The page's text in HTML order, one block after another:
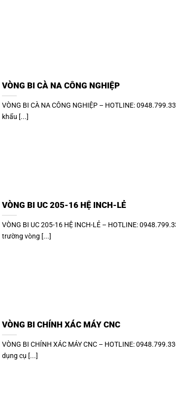
VÒNG BI CÀ NA CÔNG NGHIỆP
VÒNG BI CÀ NA CÔNG NGHIỆP – HOTLINE:
khẩu [...]
VÒNG BI UC 205-16 HỆ INCH-LẺ
VÒNG BI UC 205-16 HỆ INCH-LẺ – HOTLINE:
trường vòng [...]
VÒNG BI CHÍNH XÁC MÁY CNC
VÒNG BI CHÍNH XÁC MÁY CNC – HOTLINE:
dụng cụ [...]